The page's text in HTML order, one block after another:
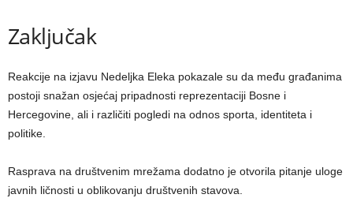
Zaključak
Reakcije na izjavu Nedeljka Eleka pokazale su da među građanima
postoji snažan osjećaj pripadnosti reprezentaciji Bosne i
Hercegovine, ali i različiti pogledi na odnos sporta, identiteta i
politike.
Rasprava na društvenim mrežama dodatno je otvorila pitanje uloge
javnih ličnosti u oblikovanju društvenih stavova.